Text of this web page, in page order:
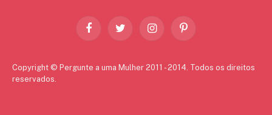
FacebookTwitter InstagramPinterest
Copyright © Pergunte a uma Mulher 2011 - 2014. Todos os direitos
reservados.